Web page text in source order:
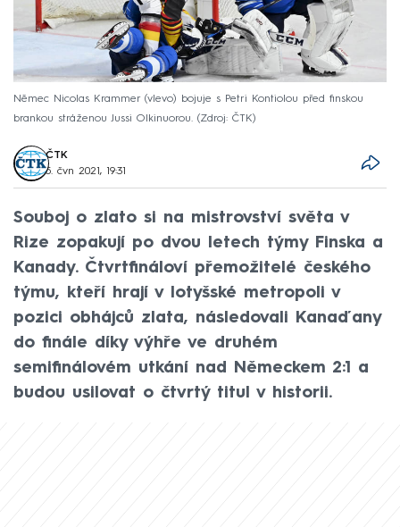
Němec Nicolas Krammer (vlevo) bojuje s Petri Kontiolou před finskou
brankou stráženou Jussi Olkinuorou.
Zdroj: ČTK
ČTK
5. čvn 2021, 19:31
Souboj o zlato si na mistrovství světa v
Rize zopakují po dvou letech týmy Finska a
Kanady. Čtvrtfináloví přemožitelé českého
týmu, kteří hrají v lotyšské metropoli v
pozici obhájců zlata, následovali Kanaďany
do finále díky výhře ve druhém
semifinálovém utkání nad Německem 2:1 a
budou usilovat o čtvrtý titul v historii.